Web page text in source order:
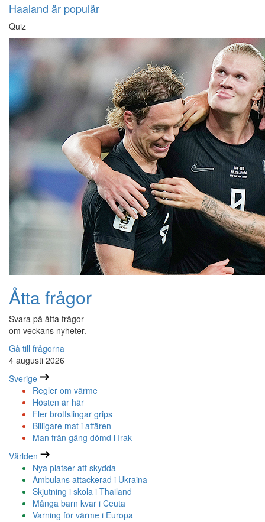
Haaland är populär
Quiz
Åtta frågor
Svara på åtta frågor
om veckans nyheter.
Gå till frågorna
4 augusti 2026
Sverige
Regler om värme
Hösten är här
Fler brottslingar grips
Billigare mat i affären
Man från gäng dömd i Irak
Världen
Nya platser att skydda
Ambulans attackerad i Ukraina
Skjutning i skola i Thailand
Många barn kvar i Ceuta
Varning för värme i Europa